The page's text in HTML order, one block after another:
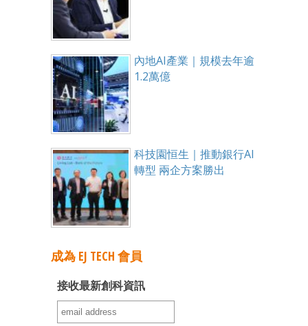
內地AI產業｜規模去年逾
1.2萬億
科技園恒生｜推動銀行AI
轉型 兩企方案勝出
成為 EJ TECH 會員
接收最新創科資訊